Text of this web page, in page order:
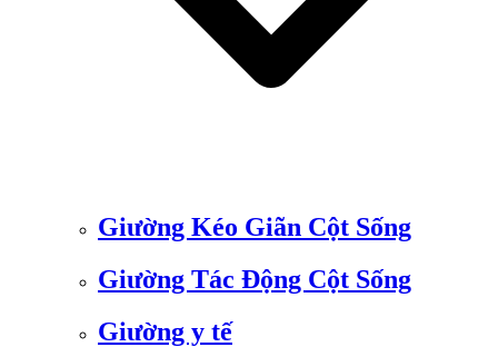
Giường Kéo Giãn Cột Sống
Giường Tác Động Cột Sống
Giường y tế